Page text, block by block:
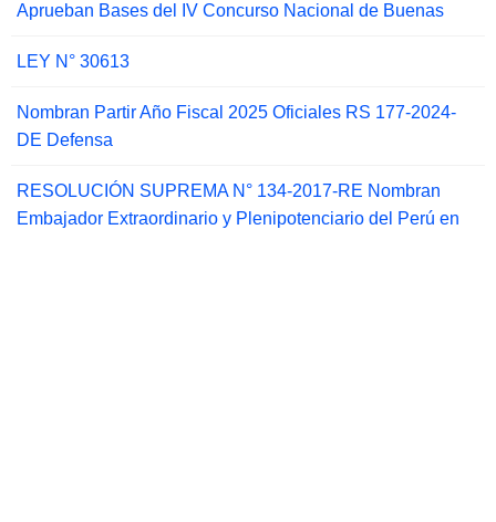
Aprueban Bases del IV Concurso Nacional de Buenas
LEY N° 30613
Nombran Partir Año Fiscal 2025 Oficiales RS 177-2024-
DE Defensa
RESOLUCIÓN SUPREMA N° 134-2017-RE Nombran
Embajador Extraordinario y Plenipotenciario del Perú en